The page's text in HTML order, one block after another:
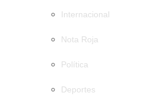
Internacional
Nota Roja
Política
Deportes